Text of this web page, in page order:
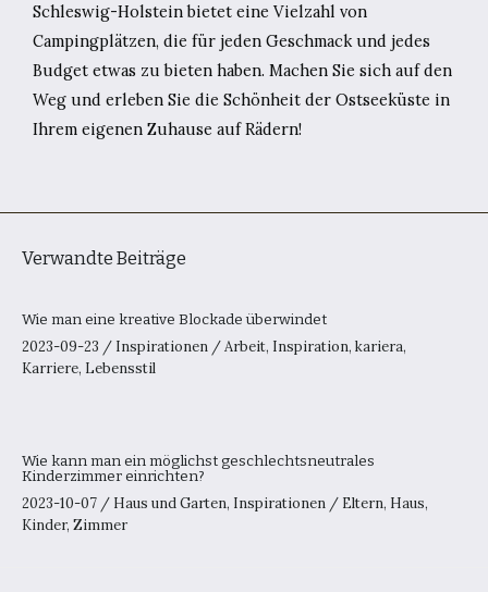
Schleswig-Holstein bietet eine Vielzahl von
Campingplätzen, die für jeden Geschmack und jedes
Budget etwas zu bieten haben. Machen Sie sich auf den
Weg und erleben Sie die Schönheit der Ostseeküste in
Ihrem eigenen Zuhause auf Rädern!
Verwandte Beiträge
Wie man eine kreative Blockade überwindet
2023-09-23 / Inspirationen /Arbeit, Inspiration, kariera,
Karriere, Lebensstil
Wie kann man ein möglichst geschlechtsneutrales
Kinderzimmer einrichten?
2023-10-07 / Haus und Garten, Inspirationen / Eltern, Haus,
Kinder, Zimmer